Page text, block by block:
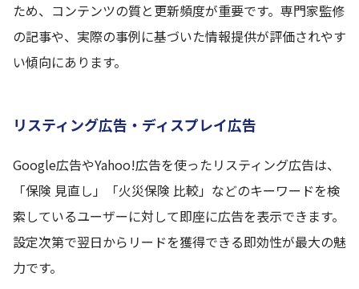
ため、コンテンツの質と更新頻度が重要です。専門家監修
の記事や、実際の事例に基づいた情報提供が評価されやす
い傾向にあります。
リスティング広告・ディスプレイ広告
Google広告やYahoo!広告を使ったリスティング広告は、
「保険 見直し」「火災保険 比較」などのキーワードを検
索しているユーザーに対して即座に広告を表示できます。
設定次第で翌日からリードを獲得できる即効性が最大の魅
力です。